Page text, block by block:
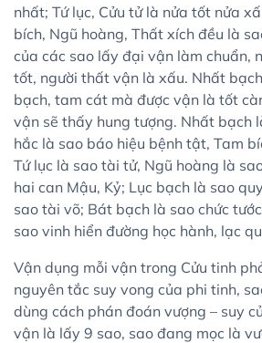
nhất; Tứ lục, Cửu tử là nửa tốt nửa
bích, Ngũ hoàng, Thất xích đều là
của các sao lấy đại vận làm chuẩn,
tốt, người thất vận là xấu. Nhất
bạch, tam cát mà được vận là tốt
vận sẽ thấy hung tượng. Nhất bạch
hắc là sao báo hiệu bệnh tật, Tam
Tứ lục là sao tài tử, Ngũ hoàng là
hai can Mậu, Kỷ; Lục bạch là sao
sao tài võ; Bát bạch là sao chức
sao vinh hiển đường học hành, lạc
Vận dụng mỗi vận trong Cửu tinh
nguyên tắc suy vong của phi tinh,
dùng cách phán đoán vượng – suy
vận là lấy 9 sao, sao đang mọc là